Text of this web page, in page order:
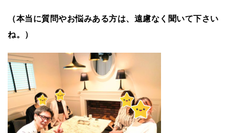
（本当に質問やお悩みある方は、遠慮なく聞いて下さい
ね。）